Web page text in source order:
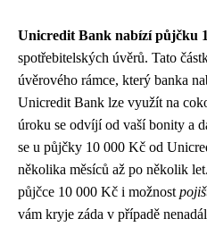
Unicredit Bank nabízí půjčku
spotřebitelských úvěrů. Tato
úvěrového rámce, který banka
Unicredit Bank lze využít na
úroku se odvíjí od vaší bonity a
se u půjčky 10 000 Kč od
několika měsíců až po několik
půjčce 10 000 Kč i možnost
vám kryje záda v případě